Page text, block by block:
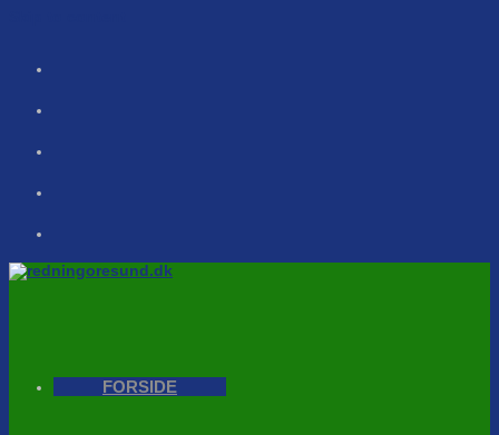
FORSIDE